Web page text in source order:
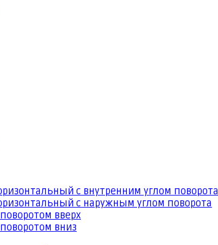
с внутренним углом поворота
с наружным углом поворота
вверх
вниз